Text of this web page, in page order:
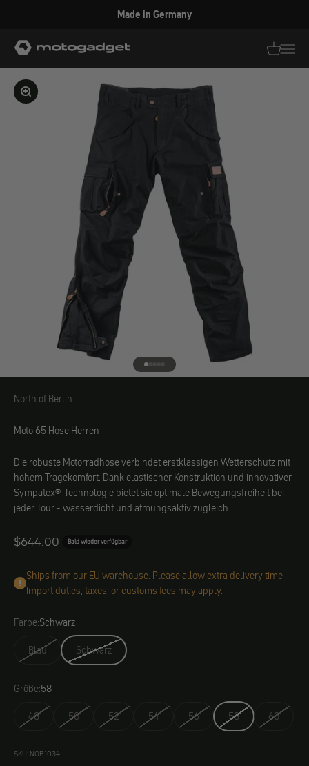
Made in Germany
motogadget GmbH
Bild vergrößern
Gehe zu Element 1
Gehe zu Element 2
Gehe zu Element 3
Gehe zu Element 4
Gehe zu Element 5
North of Berlin
North of Berlin
Moto 65 Hose Herren
Die robuste Motorradhose verbindet erstklassigen Wetterschutz mit
hohem Tragekomfort. Dank elastischer Konstruktion und innovativer
Sympatex®-Technologie bietet sie optimale Bewegungsfreiheit bei
jeder Tour - wasserdicht und atmungsaktiv zugleich.
Angebot
$644.00 Bald wieder verfügbar
Ships from our EU warehouse. Please allow extra delivery time
Import duties, taxes, or customs fees may apply.
Farbe:Schwarz
Blau
Schwarz
Größe:58
48
50 52 54 56 58 60
SKU: NOB1034